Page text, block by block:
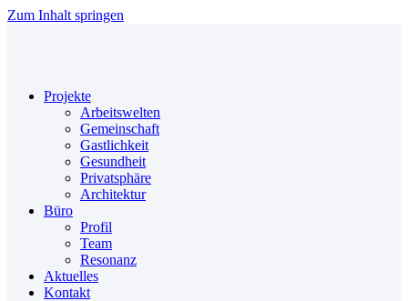
Zum Inhalt springen
Projekte
Arbeitswelten
Gemeinschaft
Gastlichkeit
Gesundheit
Privatsphäre
Architektur
Büro
Profil
Team
Resonanz
Aktuelles
Kontakt